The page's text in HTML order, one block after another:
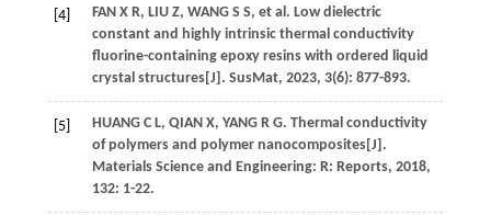
[4] FAN X R, LIU Z, WANG S S, et al. Low dielectric
constant and highly intrinsic thermal conductivity
fluorine-containing epoxy resins with ordered liquid
crystal structures[J]. SusMat, 2023, 3(6): 877-893.
[5] HUANG C L, QIAN X, YANG R G. Thermal conductivity
of polymers and polymer nanocomposites[J].
Materials Science and Engineering: R: Reports, 2018,
132: 1-22.